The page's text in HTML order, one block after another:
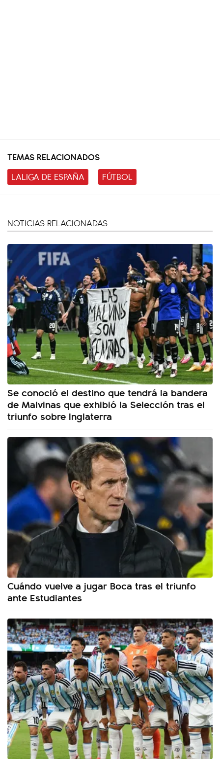
TEMAS RELACIONADOS
LALIGA DE ESPAÑA
FÚTBOL
NOTICIAS RELACIONADAS
Se conoció el destino que tendrá la bandera
de Malvinas que exhibió la Selección tras el
triunfo sobre Inglaterra
Cuándo vuelve a jugar Boca tras el triunfo
ante Estudiantes